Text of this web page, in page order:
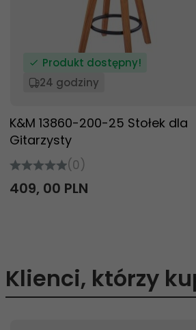
Produkt dostępny!
24 godziny
K&M 13860-200-25 Stołek dla
Gitarzysty
(0)
409, 00 PLN
Klienci, którzy